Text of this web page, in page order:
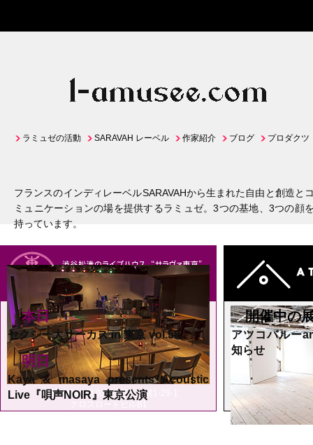
ラミュゼの活動 SARAVAH レーベル 作家紹介 ブログ プロダクツ
フランスのインディレーベルSARAVAHから生まれた自由と創造と
ミュニケーションの場を提供するラミュゼ。3つの基地、3つの顔
持っています。
〒150-0046 東京都渋谷区松濤1-29-1
本日
セクシー大サーカス in 東京 vol.58
明日
Kaya & masaya presents Acoustic
Live『唄声NOIR』東京公演
開催中の
アツコバルー
知らせ